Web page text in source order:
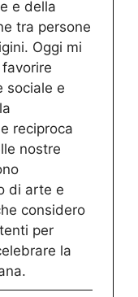
e della
tra persone
Oggi mi
sociale e
reciproca
nostre
di arte e
considero
per
la